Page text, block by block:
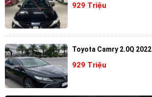
929 Triệu
Toyota Camry 2.0Q 2022
929 Triệu